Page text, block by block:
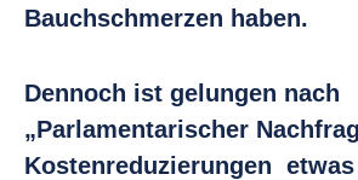
Bauchschmerzen haben.
Dennoch ist gelungen nach
„Parlamentarischer
Kostenreduzierungen